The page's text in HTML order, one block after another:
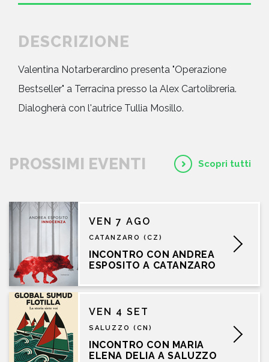
DESCRIZIONE
Valentina Notarberardino presenta "Operazione
Bestseller" a Terracina presso la Alex Cartolibreria.
Dialogherà con l'autrice Tullia Mosillo.
PROSSIMI EVENTI Scopri tutti
VEN 7 AGO
CATANZARO (CZ)
INCONTRO CON ANDREA
ESPOSITO A CATANZARO
VEN 4 SET
SALUZZO (CN)
INCONTRO CON MARIA
ELENA DELIA A SALUZZO